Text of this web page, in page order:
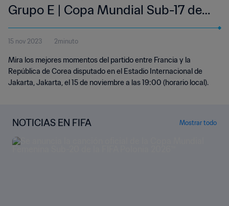
Grupo E | Copa Mundial Sub-17 de
Indonesia 2023™ | Highlights
15 nov 2023 2minuto
Mira los mejores momentos del partido entre Francia y la
República de Corea disputado en el Estadio Internacional de
Jakarta, Jakarta, el 15 de noviembre a las 19:00 (horario local).
NOTICIAS EN FIFA Mostrar todo